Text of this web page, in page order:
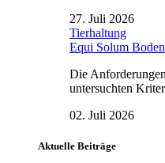
27. Juli 2026
Tierhaltung
Equi Solum
Die
untersuchten
02. Juli 2026
Aktuelle Beiträge